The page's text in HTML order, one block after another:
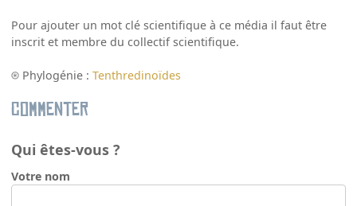
Pour ajouter un mot clé scientifique à ce média il faut être
inscrit et membre du collectif scientifique.
Phylogénie :Tenthredinoïdes
Commenter
Qui êtes-vous ?
Votre nom